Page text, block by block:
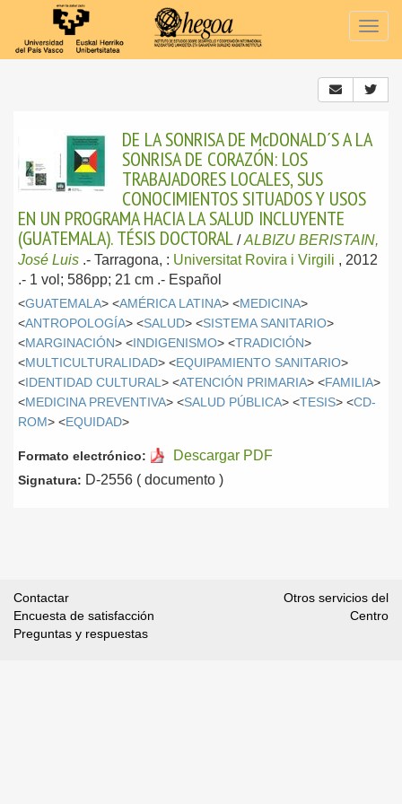
DE LA SONRISA DE McDONALD´S A LA
SONRISA DE CORAZÓN: LOS
TRABAJADORES LOCALES, SUS
CONOCIMIENTOS SITUADOS Y USOS
EN UN PROGRAMA HACIA LA SALUD INCLUYENTE
(GUATEMALA). TÉSIS DOCTORAL /ALBIZU BERISTAIN,
José Luis .- Tarragona, : Universitat Rovira i Virgili , 2012
.- 1 vol; 586pp; 21 cm .- Español
<GUATEMALA> <AMÉRICA LATINA> <MEDICINA>
<ANTROPOLOGÍA> <SALUD> <SISTEMA SANITARIO>
<MARGINACIÓN> <INDIGENISMO> <TRADICIÓN>
<MULTICULTURALIDAD> <EQUIPAMIENTO SANITARIO>
<IDENTIDAD CULTURAL > <ATENCIÓN PRIMARIA> <FAMILIA>
<MEDICINA PREVENTIVA> <SALUD PÚBLICA> <TESIS> <CD-
ROM> <EQUIDAD>
Formato electrónico: Descargar PDF
Signatura: D-2556 ( documento )
Contactar
Encuesta de satisfacción
Preguntas y respuestas
Otros servicios del
Centro